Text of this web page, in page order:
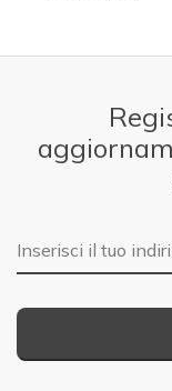
E-mail